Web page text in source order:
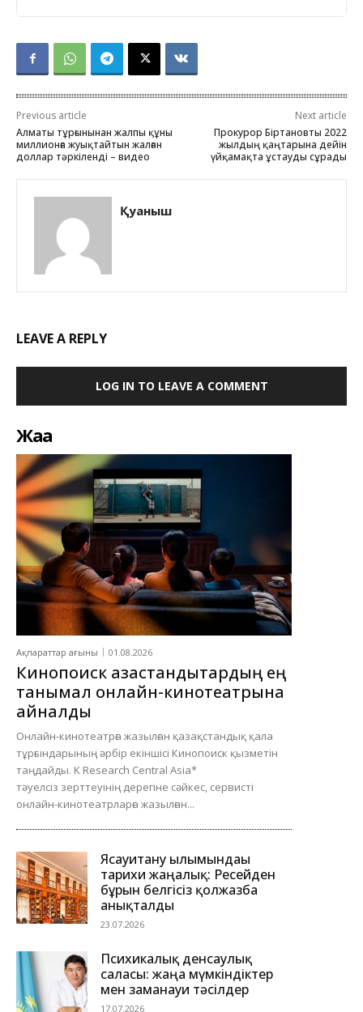
Previous article
Алматы тұрғынынан жалпы құны
миллионға жуықтайтын жалған
доллар тәркіленді – видео
Next article
Прокурор Біртановты 2022
жылдың қаңтарына дейін
үйқамақта ұстауды сұрады
Қуаныш
LEAVE A REPLY
LOG IN TO LEAVE A COMMENT
Жаңа
Ақпараттар ағыны 01.08.2026
Кинопоиск қазақстандықтардың ең
танымал онлайн-кинотеатрына
айналды
Онлайн-кинотеатрға жазылған қазақстандық қала
тұрғындарының әрбір екіншісі Кинопоиск қызметін
таңдайды. K Research Central Asia*
тәуелсіз зерттеуінің дерегіне сәйкес, сервисті
онлайн-кинотеатрларға жазылған...
Ясауитану ғылымындағы
тарихи жаңалық: Ресейден
бұрын белгісіз қолжазба
анықталды
23.07.2026
Психикалық денсаулық
саласы: жаңа мүмкіндіктер
мен заманауи тәсілдер
17.07.2026